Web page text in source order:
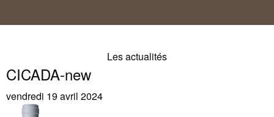
Les actualités
CICADA-new
vendredi 19 avril 2024